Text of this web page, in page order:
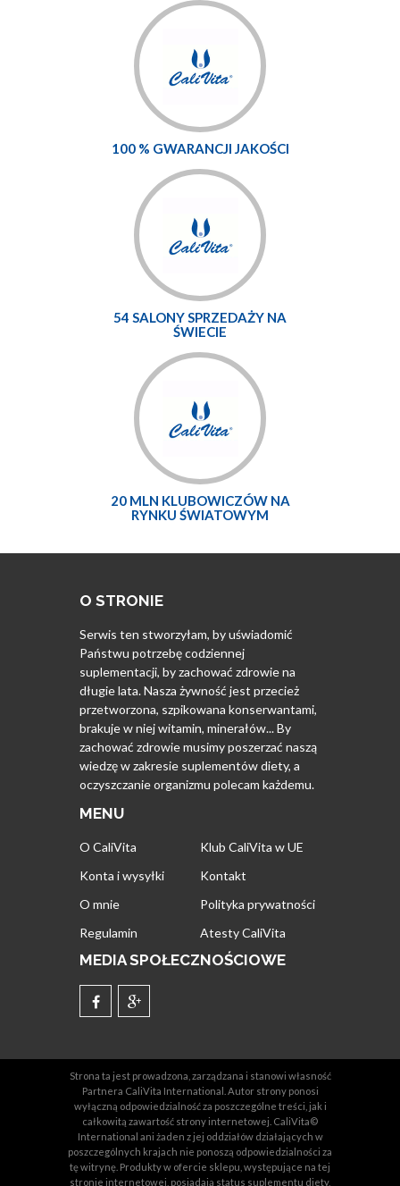
100 % GWARANCJI JAKOŚCI
54 SALONY SPRZEDAŻY NA
ŚWIECIE
20 MLN KLUBOWICZÓW NA
RYNKU ŚWIATOWYM
O STRONIE
Serwis ten stworzyłam, by uświadomić
Państwu potrzebę codziennej
suplementacji, by zachować zdrowie na
długie lata. Nasza żywność jest przecież
przetworzona, szpikowana konserwantami,
brakuje w niej witamin, minerałów... By
zachować zdrowie musimy poszerzać naszą
wiedzę w zakresie suplementów diety, a
oczyszczanie organizmu polecam każdemu.
MENU
O CaliVita
Klub CaliVita w UE
Konta i wysyłki
Kontakt
O mnie
Polityka prywatności
Regulamin
Atesty CaliVita
MEDIA SPOŁECZNOŚCIOWE
Strona ta jest prowadzona, zarządzana i stanowi własność
Partnera CaliVita International. Autor strony ponosi
wyłączną odpowiedzialność za poszczególne treści, jak i
całkowitą zawartość strony internetowej. CaliVita©
International ani żaden z jej oddziałów działających w
poszczególnych krajach nie ponoszą odpowiedzialności za
tę witrynę. Produkty w ofercie sklepu, występujące na tej
stronie internetowej, posiadają status suplementu diety,